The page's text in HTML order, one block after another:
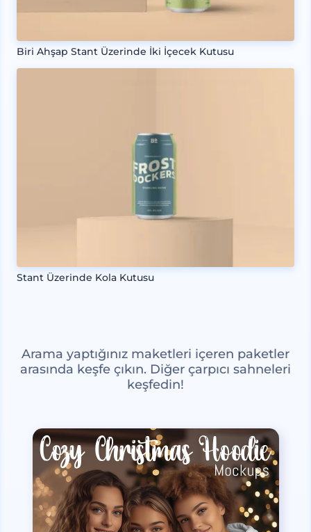
Biri Ahşap Stant Üzerinde İki İçecek Kutusu
Stant Üzerinde Kola Kutusu
Arama yaptığınız maketleri içeren paketler
arasında keşfe çıkın. Diğer çarpıcı sahneleri
keşfedin!